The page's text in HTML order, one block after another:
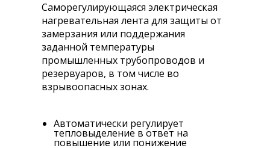
Саморегулирующаяся электрическая
нагревательная лента для защиты от
замерзания или поддержания
заданной температуры
промышленных трубопроводов и
резервуаров, в том числе во
взрывоопасных зонах.
Автоматически регулирует
тепловыделение в ответ на
повышение или понижение